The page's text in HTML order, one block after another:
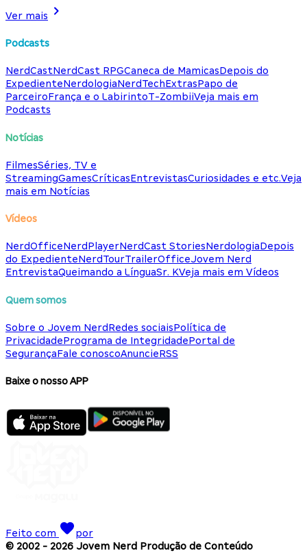
Ver mais
Podcasts
NerdCastNerdCast RPGCaneca de MamicasDepois do
ExpedienteNerdologiaNerdTechExtrasPapo de
ParceiroFrança e o LabirintoT-ZombiiVeja mais em
Podcasts
Notícias
FilmesSéries, TV e
StreamingGamesCríticasEntrevistasCuriosidades e etc.Veja
mais em Notícias
Vídeos
NerdOfficeNerdPlayerNerdCast StoriesNerdologiaDepois
do ExpedienteNerdTourTrailerOfficeJovem Nerd
EntrevistaQueimando a LínguaSr. KVeja mais em Vídeos
Quem somos
Sobre o Jovem NerdRedes sociaisPolítica de
PrivacidadePrograma de IntegridadePortal de
SegurançaFale conoscoAnuncieRSS
Baixe o nosso APP
Feito com
por
© 2002 - 2026 Jovem Nerd Produção de Conteúdo